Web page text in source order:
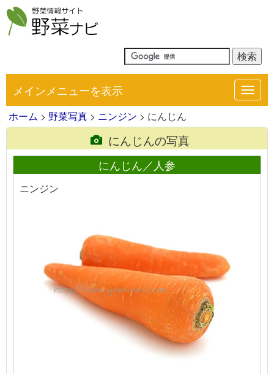
メインメニューを表示
ホーム > 野菜写真 > ニンジン > にんじん
にんじんの写真
にんじん／人参
ニンジン